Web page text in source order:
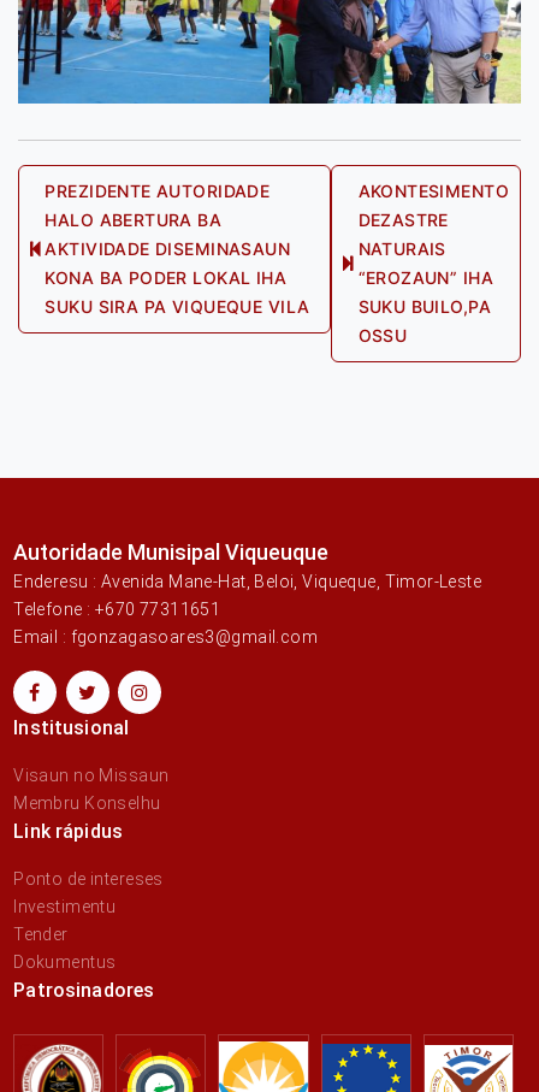
Post
navigation
Previous
post:
PREZIDENTE AUTORIDADE
HALO ABERTURA BA
AKTIVIDADE DISEMINASAUN
KONA BA PODER LOKAL IHA
SUKU SIRA PA VIQUEQUE VILA
Next
post:
AKONTESIMENTO
DEZASTRE
NATURAIS
“EROZAUN” IHA
SUKU BUILO,PA
OSSU
Autoridade Munisipal Viqueuque
Enderesu : Avenida Mane-Hat, Beloi, Viqueque, Timor-Leste
Telefone : +670 77311651
Email : fgonzagasoares3@gmail.com
Institusional
Visaun no Missaun
Membru Konselhu
Link rápidus
Ponto de intereses
Investimentu
Tender
Dokumentus
Patrosinadores